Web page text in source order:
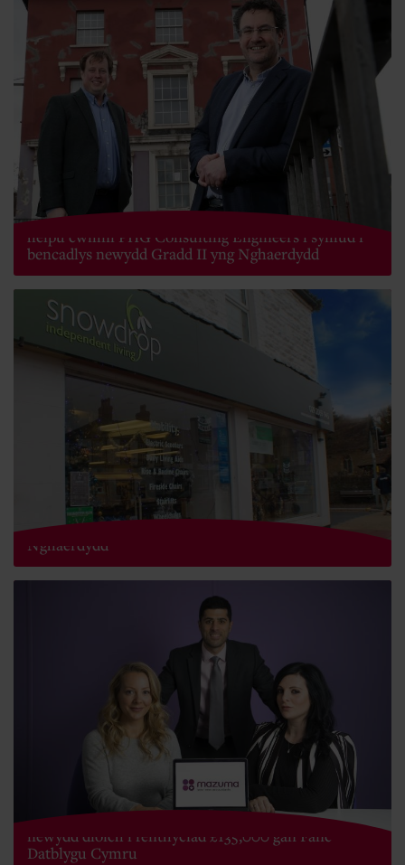
Banc Datblygu Cymru a phecyn cyllid Barclays yn
helpu cwmni PHG Consulting Engineers i symud i
bencadlys newydd Gradd II yng Nghaerdydd
Snowdrop yn agor sip byw annibynol yng
Nghaerdydd
Gwasanaeth cyfrifeg Mazuma yn prynu swyddfeydd
newydd diolch i fenthyciad £135,000 gan Fanc
Datblygu Cymru